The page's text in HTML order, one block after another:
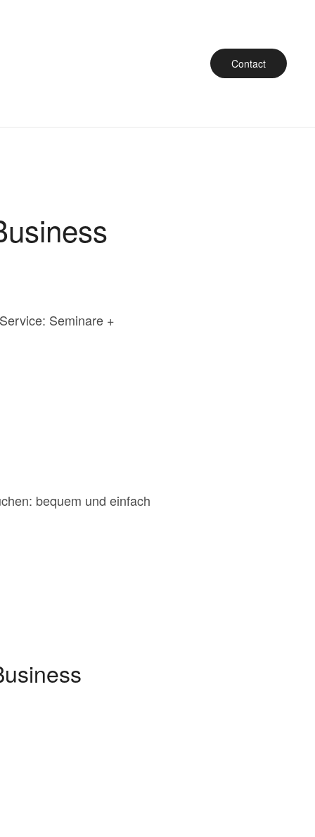
Contact
Seminare +
bequem und einfach